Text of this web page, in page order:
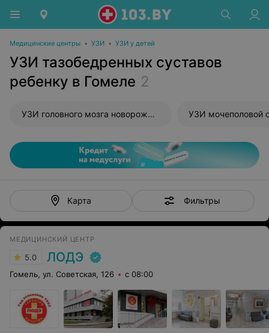
Медицинские центры • УЗИ • УЗИ у детей
УЗИ тазобедренных суставов
ребенку в Гомеле 2
УЗИ головного мозга новорожденного УЗИ мочеполовой
Карта Фильтры
МЕДИЦИНСКИЙ ЦЕНТР
5.0 ЛОДЭ
Гомель, ул. Советская, 126 с 08:00